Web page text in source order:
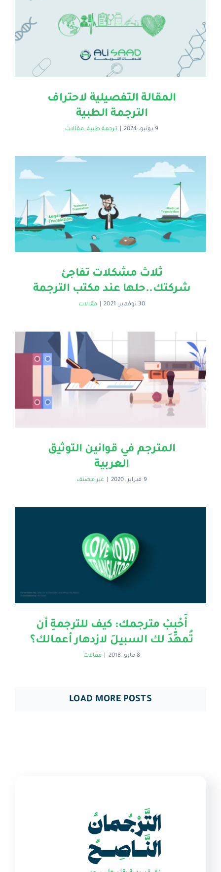
المقالة التفصيلية لاحتراف
الترجمة الطبية
9 يونيو، 2024 ترجمة طبية,مقالات
ثلاث مشكلات تفاجئ
شركتك..حلها عند مكتب الترجمة
30 نوفمبر، 2021 مقالات
المترجم في قوانين التوثيق
العربية
9 فبراير، 2020 غير مصنف
أَحْبِبْ مترجمك: كيف للترجمةِ أن
تُمهِّدَ لك السبيلَ لازدهار أعمالك؟
8 مايو، 2018 مقالات
LOAD MORE POSTS